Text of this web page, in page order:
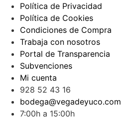
Política de Privacidad
Política de Cookies
Condiciones de Compra
Trabaja con nosotros
Portal de Transparencia
Subvenciones
Mi cuenta
928 52 43 16
bodega@vegadeyuco.com
7:00h a 15:00h